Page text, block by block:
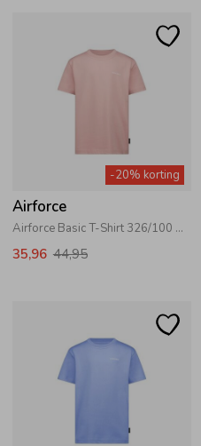
-20% korting
Airforce
Airforce Basic T-Shirt 326/100 Misty Rose\White
35,96 44,95